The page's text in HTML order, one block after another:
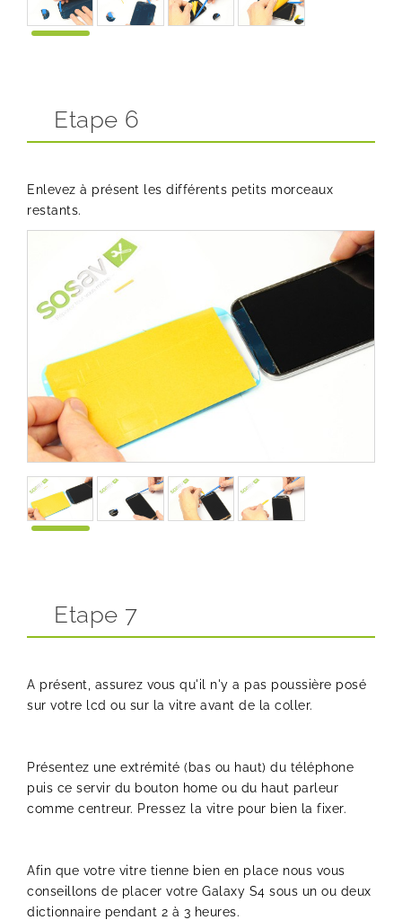
Etape 6
Enlevez à présent les différents petits morceaux
restants.
Etape 7
A présent, assurez vous qu'il n'y a pas poussière posé
sur votre lcd ou sur la vitre avant de la coller.
Présentez une extrémité (bas ou haut) du téléphone
puis ce servir du bouton home ou du haut parleur
comme centreur. Pressez la vitre pour bien la fixer.
Afin que votre vitre tienne bien en place nous vous
conseillons de placer votre Galaxy S4 sous un ou deux
dictionnaire pendant 2 à 3 heures.